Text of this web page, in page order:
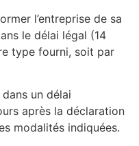
l’entreprise de sa
le délai légal (14
type fourni, soit par
un délai
après la déclaration
modalités indiquées.